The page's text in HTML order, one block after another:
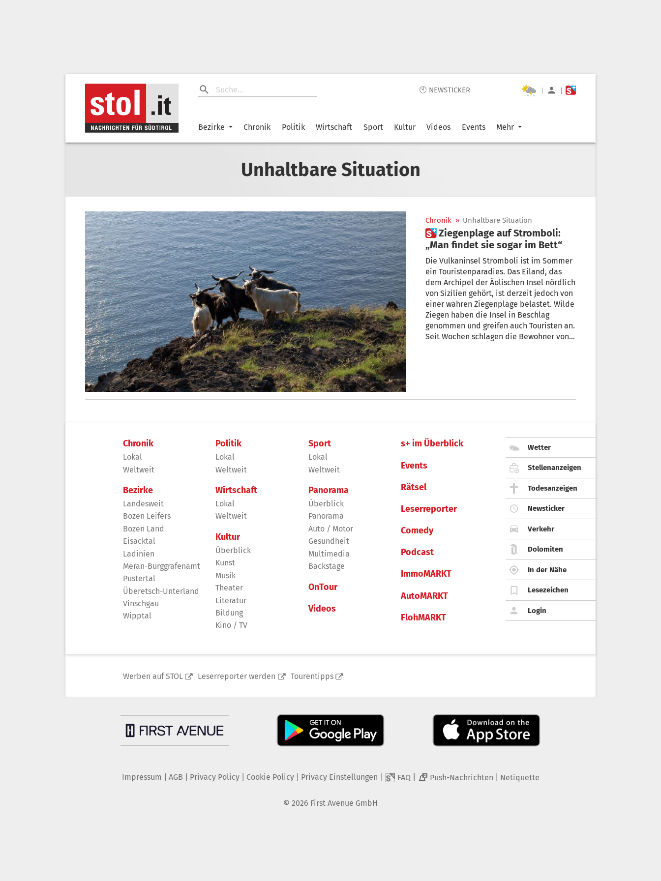
🕙 NEWSTICKER | |
Bezirke Chronik Politik Wirtschaft Sport Kultur Videos Events Mehr
Unhaltbare Situation
Chronik » Unhaltbare Situation
 Ziegenplage auf Stromboli:
„Man findet sie sogar im Bett“
Die Vulkaninsel Stromboli ist im Sommer
ein Touristenparadies. Das Eiland, das
dem Archipel der Äolischen Insel nördlich
von Sizilien gehört, ist derzeit jedoch von
einer wahren Ziegenplage belastet. Wilde
Ziegen haben die Insel in Beschlag
genommen und greifen auch Touristen an.
Seit Wochen schlagen die Bewohner von
Chronik
Lokal
Weltweit
Bezirke
Landesweit
Bozen Leifers
Bozen Land
Eisacktal
Ladinien
Meran-Burggrafenamt
Pustertal
Überetsch-Unterland
Vinschgau
Wipptal
Politik
Lokal
Weltweit
Wirtschaft
Lokal
Weltweit
Kultur
Überblick
Kunst
Musik
Theater
Literatur
Bildung
Kino / TV
Sport
Lokal
Weltweit
Panorama
Überblick
Panorama
Auto / Motor
Gesundheit
Multimedia
Backstage
OnTour
Videos
s+ im Überblick
Events
Rätsel
Leserreporter
Comedy
Podcast
ImmoMARKT
AutoMARKT
FlohMARKT
Wetter
Stellenanzeigen
Todesanzeigen
Newsticker
Verkehr
Dolomiten
In der Nähe
Lesezeichen
Login
Werben auf STOL Leserreporter werden Tourentipps
Impressum AGB Privacy Policy| Cookie Policy| Privacy Einstellungen FAQ 2 Push-Nachrichten Netiquette
© 2026 First Avenue GmbH